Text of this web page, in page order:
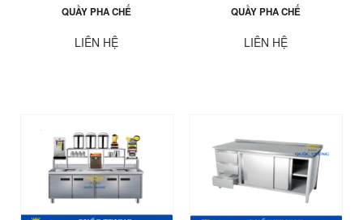
QUẦY PHA CHẾ
LIÊN HỆ
QUẦY PHA CHẾ
LIÊN HỆ